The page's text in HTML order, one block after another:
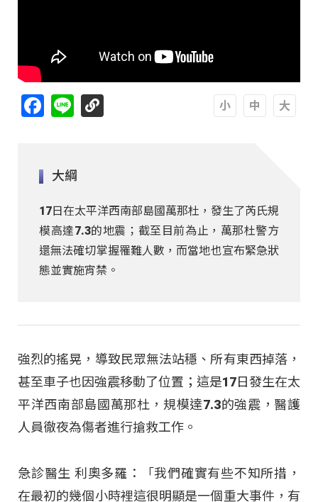
Facebook
Line
大綱
17日在太平洋西南部島國萬那杜，發生了芮氏規
模高達7.3的地震；截至目前為止，萬那杜警方
還無法確切掌握罹難人數，而當地也宣布緊急狀
態並實施宵禁。
強烈的搖晃，導致民眾無法站穩、所有東西掉落，
甚至車子也因強震移動了位置；這是17日發生在太
平洋西南部島國萬那杜，規模達7.3的強震，醫護
人員徹夜為傷者進行搶救工作。
急診醫生 利奧多羅：「我們確實有些不知所措，
在最初的幾個小時裡這很明顯是一個重大事件，有